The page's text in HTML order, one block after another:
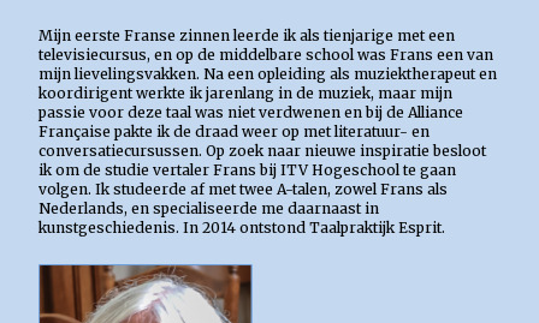
Mijn eerste Franse zinnen leerde ik als tienjarige met een
televisiecursus, en op de middelbare school was Frans een van
mijn lievelingsvakken. Na een opleiding als muziektherapeut en
koordirigent werkte ik jarenlang in de muziek, maar mijn
passie voor deze taal was niet verdwenen en bij de Alliance
Française pakte ik de draad weer op met literatuur- en
conversatiecursussen. Op zoek naar nieuwe inspiratie besloot
ik om de studie vertaler Frans bij ITV Hogeschool te gaan
volgen. Ik studeerde af met twee A-talen, zowel Frans als
Nederlands, en specialiseerde me daarnaast in
kunstgeschiedenis. In 2014 ontstond Taalpraktijk Esprit.